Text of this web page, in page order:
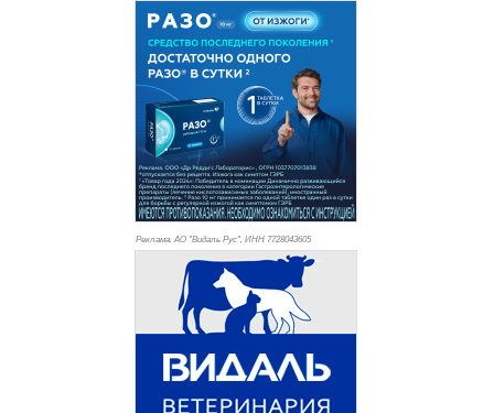
Реклама. АО "Видаль Рус", ИНН 7728043605